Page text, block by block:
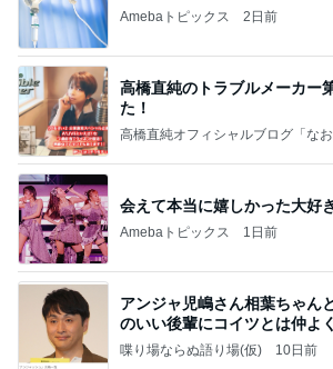
Amebaトピックス 2日前
高橋直純のトラブルメーカー
た！
高橋直純オフィシャルブログ「なお
会えて本当に嬉しかった大好
Amebaトピックス 1日前
アンジャ児嶋さん相葉ちゃん
のいい後輩にコイツとは仲よ
喋り場ならぬ語り場(仮) 10日前